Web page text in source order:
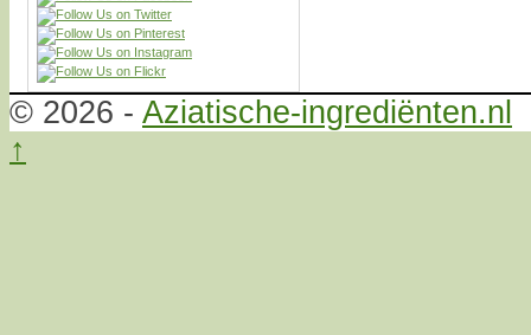
© 2026 - Aziatische-ingrediënten.nl
↑